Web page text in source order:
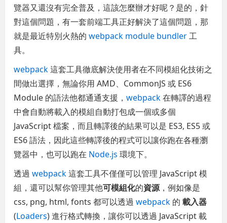
覽器又還沒有完全普及，這該怎麼辦才好呢？是的，針
對這個問題，有一套前端工具正好解決了這個問題，那
就是最近特別火熱的webpack module bundler工
具。
webpack這套工具徹底解決使用者在不同模組化技術之
間做出選擇，無論你用 AMD、CommonJS 或 ES6
Module 的語法他都通通支援，webpack在轉譯的過程
中會自動將載入的模組自動打包成一個或多個
JavaScript 檔案，而且轉譯後的結果可以是 ES3, ES5 或
ES6 語法，因此這些轉譯後的程式可以讓你跑在各種瀏
覽器中，也可以跑在 Node.js 環境下。
透過webpack這套工具不僅僅可以管理 JavaScript 模
組，還可以幫你管理其他可模組化的資源，例如像是
css, png, html, fonts 都可以透過webpack 的載入器
(Loaders) 進行格式轉換，讓你可以透過 JavaScript 載